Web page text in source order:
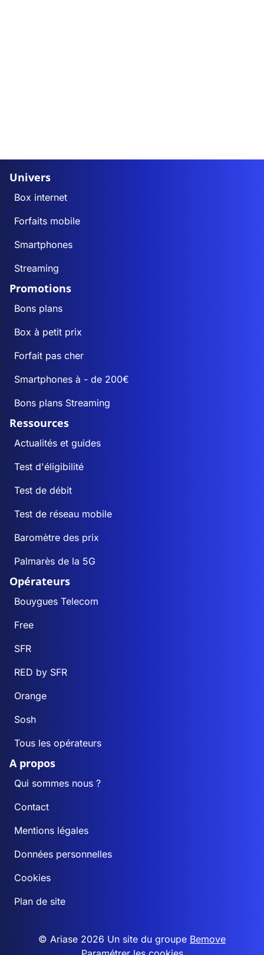
Univers
Box internet
Forfaits mobile
Smartphones
Streaming
Promotions
Bons plans
Box à petit prix
Forfait pas cher
Smartphones à - de 200€
Bons plans Streaming
Ressources
Actualités et guides
Test d'éligibilité
Test de débit
Test de réseau mobile
Baromètre des prix
Palmarès de la 5G
Opérateurs
Bouygues Telecom
Free
SFR
RED by SFR
Orange
Sosh
Tous les opérateurs
A propos
Qui sommes nous ?
Contact
Mentions légales
Données personnelles
Cookies
Plan de site
© Ariase 2026 Un site du groupe Bemove